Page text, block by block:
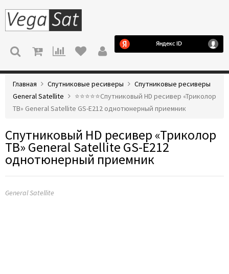
МЕНЮ
Главная Спутниковые ресиверы
Спутниковые ресиверы
General Satellite
⭐️⭐️⭐️⭐️⭐️Спутниковый HD ресивер «Триколор
ТВ» General Satellite GS-E212 однотюнерный приемник
Спутниковый HD ресивер «Триколор
ТВ» General Satellite GS-E212
однотюнерный приемник
General Satellite